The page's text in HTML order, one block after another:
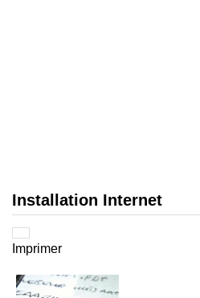
Installation Internet
Imprimer